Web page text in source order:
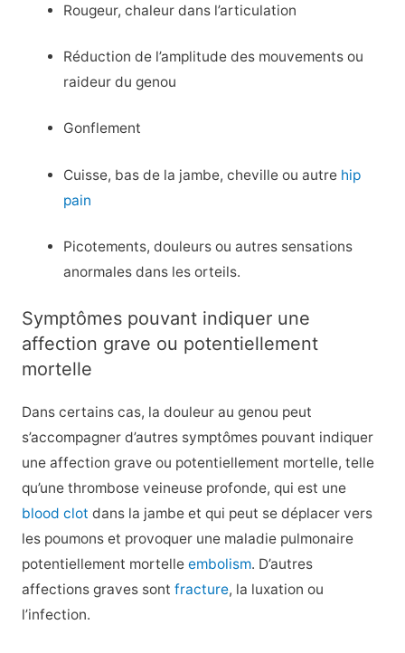
Rougeur, chaleur dans l’articulation
Réduction de l’amplitude des mouvements ou
raideur du genou
Gonflement
Cuisse, bas de la jambe, cheville ou autre hip
pain
Picotements, douleurs ou autres sensations
anormales dans les orteils.
Symptômes pouvant indiquer une
affection grave ou potentiellement
mortelle
Dans certains cas, la douleur au genou peut
s’accompagner d’autres symptômes pouvant indiquer
une affection grave ou potentiellement mortelle, telle
qu’une thrombose veineuse profonde, qui est une
blood clot dans la jambe et qui peut se déplacer vers
les poumons et provoquer une maladie pulmonaire
potentiellement mortelle embolism. D’autres
affections graves sont fracture, la luxation ou
l’infection.